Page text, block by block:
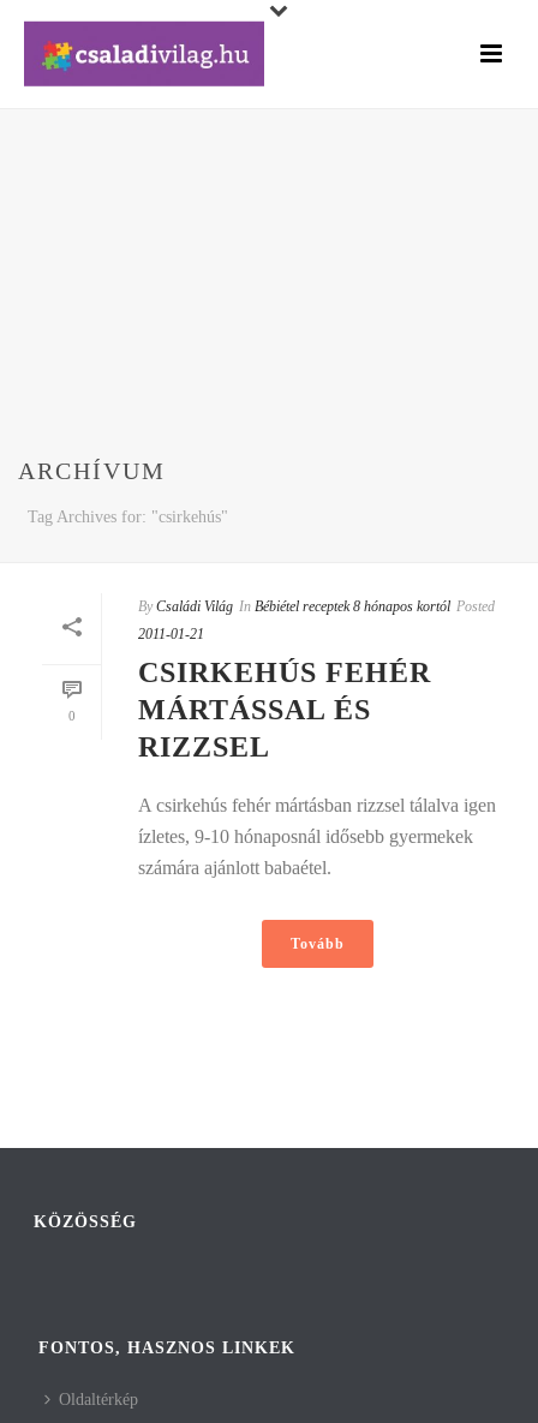
ARCHÍVUM
Tag Archives for: "csirkehús"
0
By Családi Világ In Bébiétel receptek 8 hónapos kortól Posted
2011-01-21
CSIRKEHÚS FEHÉR
MÁRTÁSSAL ÉS
RIZZSEL
A csirkehús fehér mártásban rizzsel tálalva igen
ízletes, 9-10 hónaposnál idősebb gyermekek
számára ajánlott babaétel.
Tovább
KÖZÖSSÉG
FONTOS, HASZNOS LINKEK
Oldaltérkép